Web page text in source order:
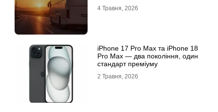
4 Травня, 2026
iРhone 17 Рro Мax та iРhone 18
Рro Мax — два покоління, один
стандарт преміуму
2 Травня, 2026